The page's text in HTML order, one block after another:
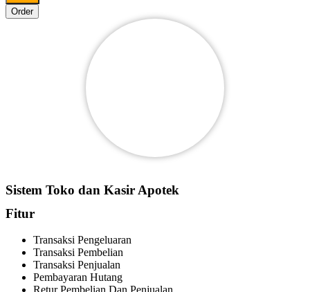
Order
Sistem Toko dan Kasir Apotek
Fitur
Transaksi Pengeluaran
Transaksi Pembelian
Transaksi Penjualan
Pembayaran Hutang